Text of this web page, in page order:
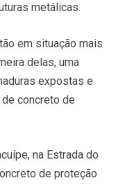
metálicas.
em situação mais
delas, uma
expostas e
concreto de
na Estrada do
de proteção